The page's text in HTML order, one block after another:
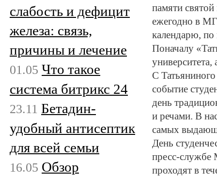
памяти
ежегодно в
календарю,
Поначалу
университета,
С
событие
день
и речами. В
самых
День
пресс-службе
проходят в
слабость и дефицит
железа: связь,
причины и лечение
01.05 Что такое
система битрикс 24
23.11 Бетадин-
удобный антисептик
для всей семьи
16.05 Обзор